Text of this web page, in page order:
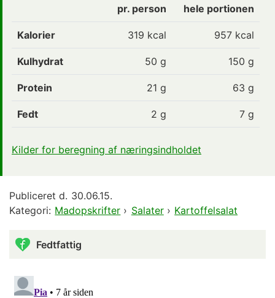
pr. person hele portionen
Kalorier 319 kcal 957 kcal
Kulhydrat 50 g 150 g
Protein 21 g 63 g
Fedt 2 g 7 g
Kilder for beregning af næringsindholdet
Publiceret d. 30.06.15.
Kategori: Madopskrifter › Salater› Kartoffelsalat
Fedtfattig